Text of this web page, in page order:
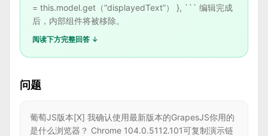
= this.model.get（“displayedText”） }, ``` 编辑完成
后，内部组件将被移除。
阅读下方完整回答 ↓
问题
葡萄JS版本[X] 我确认使用最新版本的GrapesJS你用的
是什么浏览器？ Chrome 104.0.5112.101可复制演示链